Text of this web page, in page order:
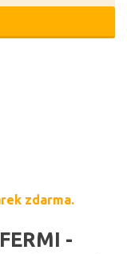
zdarma.
-